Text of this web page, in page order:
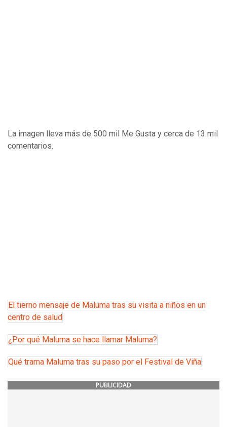
La imagen lleva más de 500 mil Me Gusta y cerca de 13 mil
comentarios.
El tierno mensaje de Maluma tras su visita a niños en un
centro de salud
¿Por qué Maluma se hace llamar Maluma?
Qué trama Maluma tras su paso por el Festival de Viña
PUBLICIDAD